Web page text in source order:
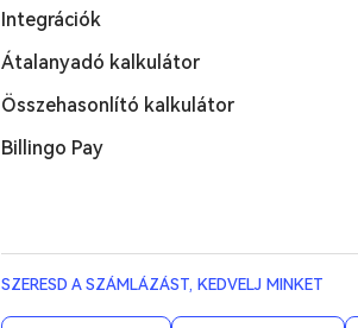
Integrációk
Átalanyadó kalkulátor
Összehasonlító kalkulátor
Billingo Pay
SZERESD A SZÁMLÁZÁST, KEDVELJ MINKET